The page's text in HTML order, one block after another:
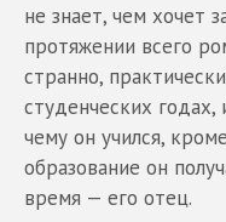
не знает, чем хочет
протяжении всего
странно,
студенческих
чему он учился,
образование он
время — его отец.